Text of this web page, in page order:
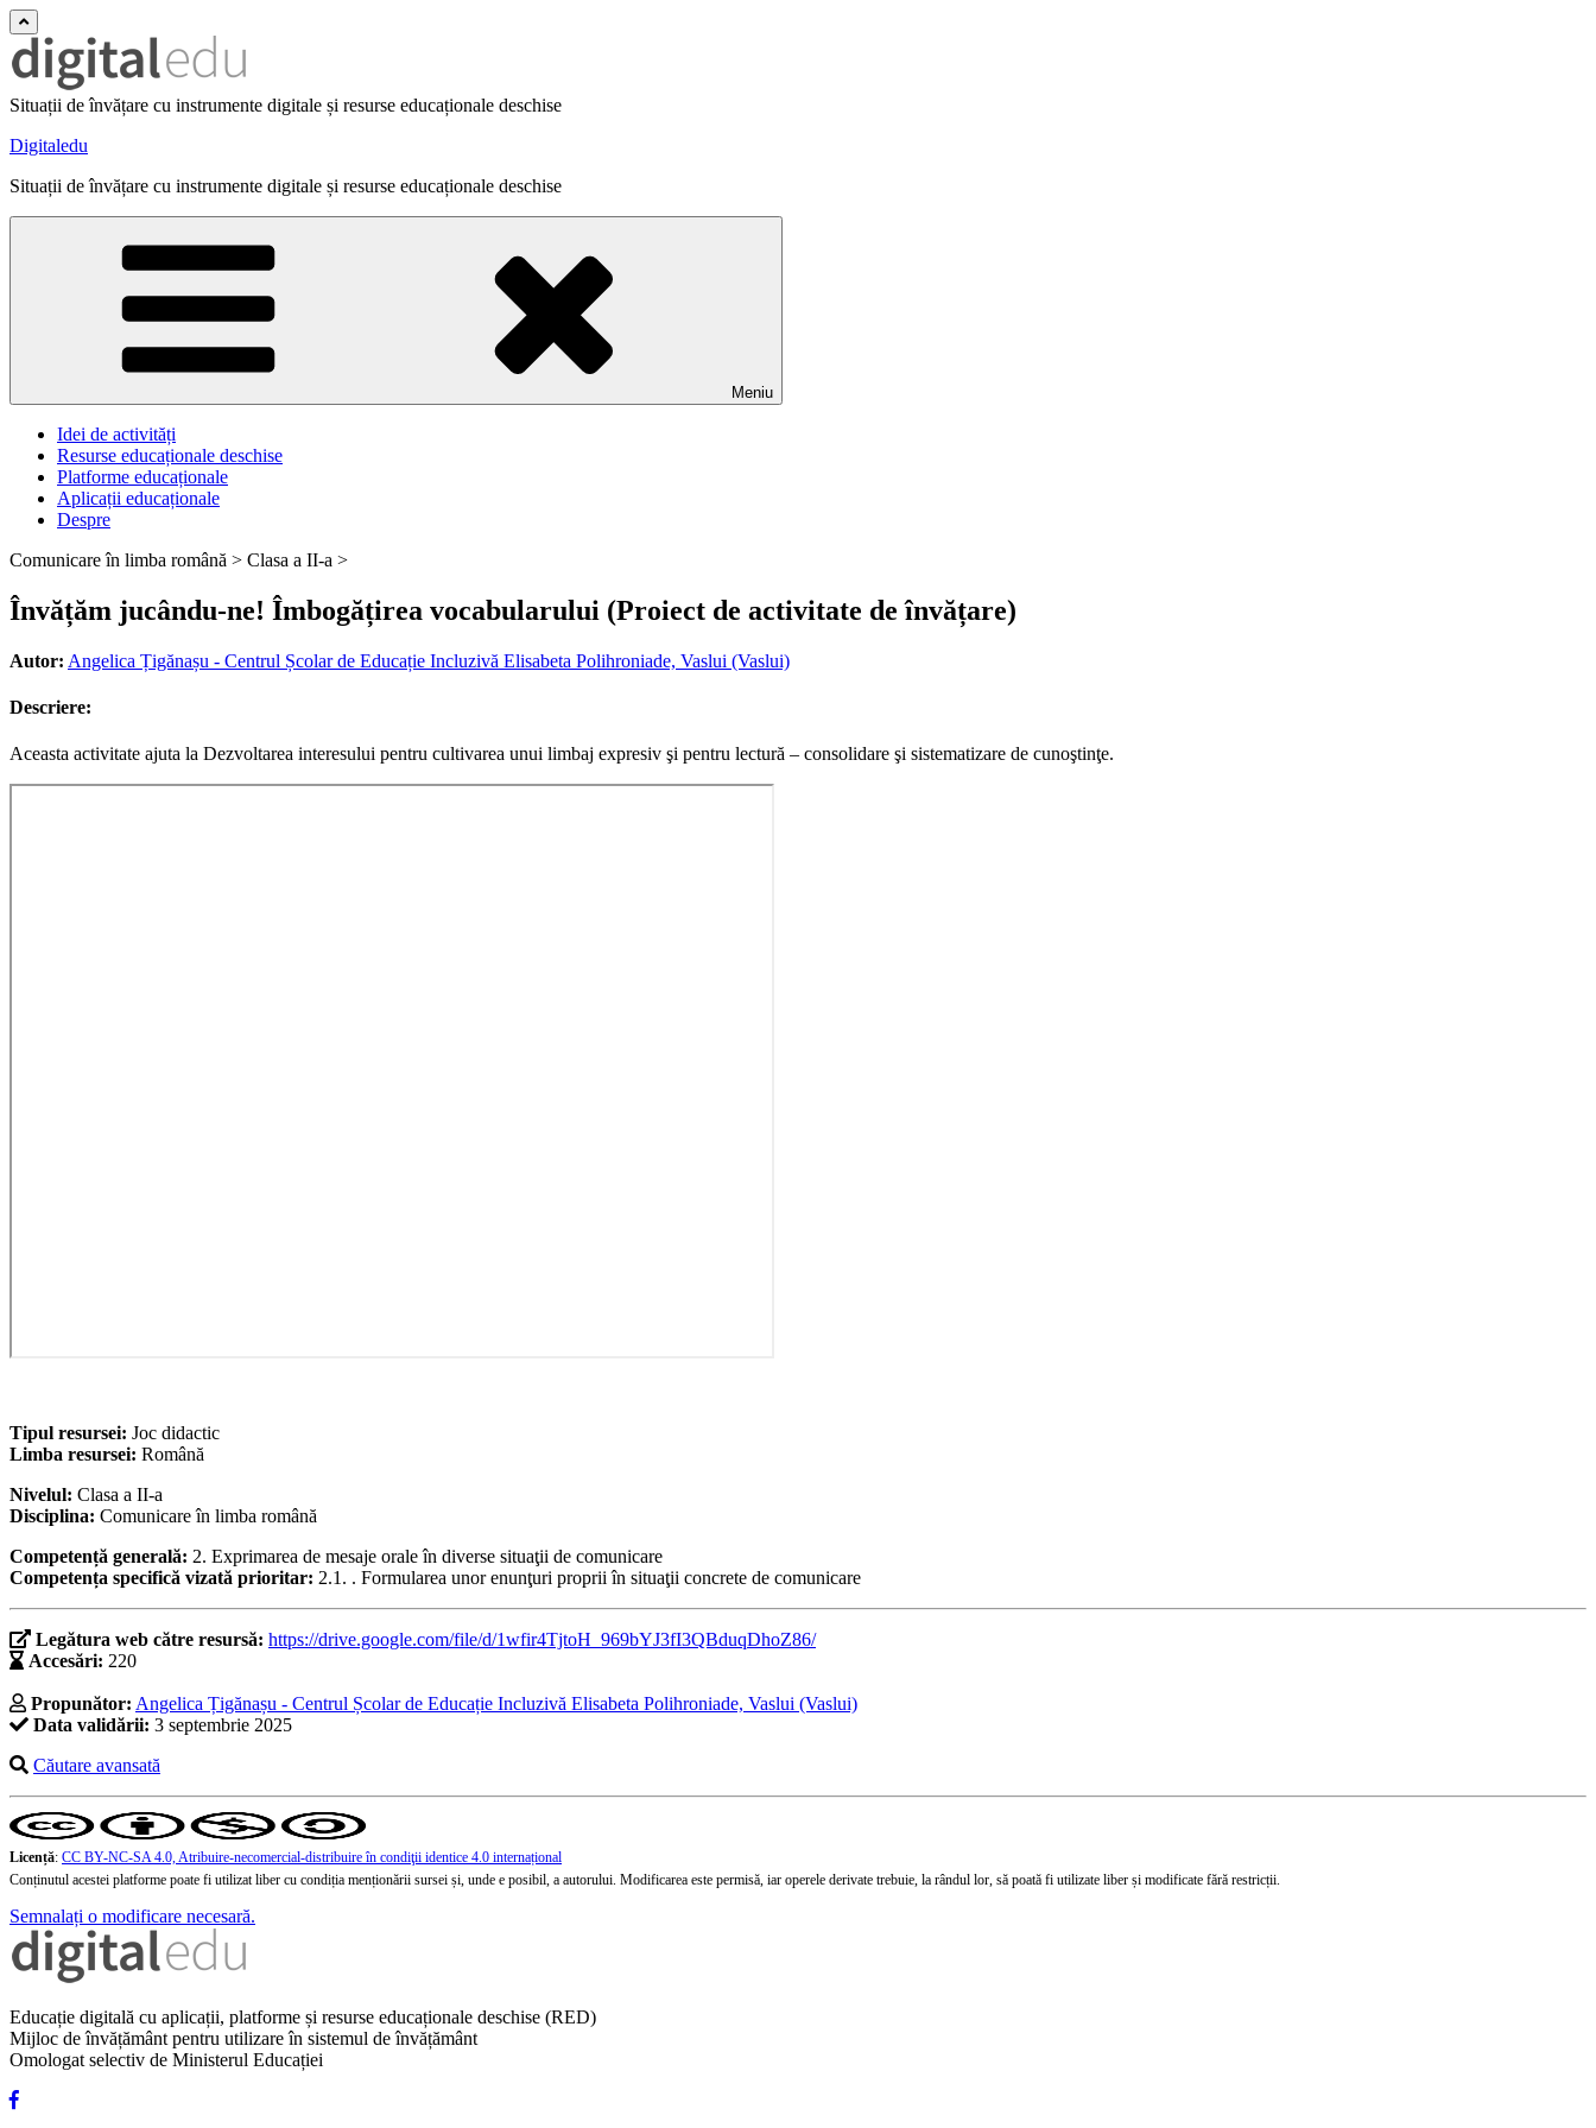
Situații de învățare cu instrumente digitale și resurse educaționale deschise
Digitaledu
Situații de învățare cu instrumente digitale și resurse educaționale deschise
Meniu
Idei de activități
Resurse educaționale deschise
Platforme educaționale
Aplicații educaționale
Despre
Comunicare în limba română > Clasa a II-a >
Învățăm jucându-ne! Îmbogățirea vocabularului (Proiect de activitate de învățare)
Autor: Angelica Țigănașu - Centrul Școlar de Educație Incluzivă Elisabeta Polihroniade, Vaslui (Vaslui)
Descriere:
Aceasta activitate ajuta la Dezvoltarea interesului pentru cultivarea unui limbaj expresiv şi pentru lectură – consolidare şi sistematizare de cunoştinţe.
Tipul resursei: Joc didactic
Limba resursei: Română
Nivelul: Clasa a II-a
Disciplina: Comunicare în limba română
Competență generală: 2. Exprimarea de mesaje orale în diverse situaţii de comunicare
Competența specifică vizată prioritar: 2.1. . Formularea unor enunţuri proprii în situaţii concrete de comunicare
Legătura web către resursă: https://drive.google.com/file/d/1wfir4TjtoH_969bYJ3fI3QBduqDhoZ86/
Accesări: 220
Propunător: Angelica Țigănașu - Centrul Școlar de Educație Incluzivă Elisabeta Polihroniade, Vaslui (Vaslui)
Data validării: 3 septembrie 2025
Căutare avansată
Licență: CC BY-NC-SA 4.0, Atribuire-necomercial-distribuire în condiţii identice 4.0 internațional
Conținutul acestei platforme poate fi utilizat liber cu condiția menționării sursei și, unde e posibil, a autorului. Modificarea este permisă, iar operele derivate trebuie, la rândul lor, să poată fi utilizate liber și modificate fără restricții.
Semnalați o modificare necesară.
Educație digitală cu aplicații, platforme și resurse educaționale deschise (RED)
Mijloc de învățământ pentru utilizare în sistemul de învățământ
Omologat selectiv de Ministerul Educației